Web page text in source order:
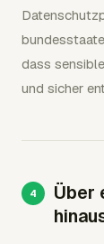
dass
und sicher
Über